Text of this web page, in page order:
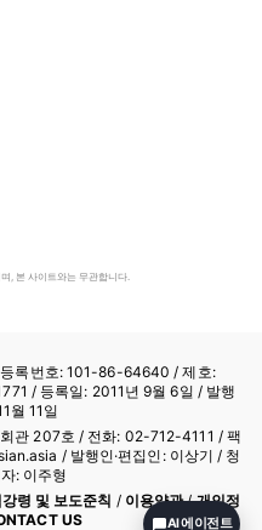
, 본 사이트와는 무관합니다.
록번호: 101-86-64640 / 제호:
/ 등록일: 2011년 9월 6일 / 발행
월 11일
관 207호 / 전화: 02-712-4111 / 팩
/ 발행인·편집인: 이상기 / 청
: 이주형
령 및 보도준칙 / 이용약관/개인정
US AI 에이전트